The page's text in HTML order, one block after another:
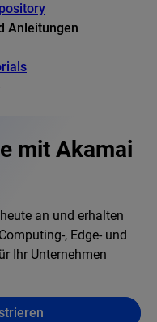
Anleitungen
mit Akamai
an und erhalten
, Edge- und
Ihr Unternehmen